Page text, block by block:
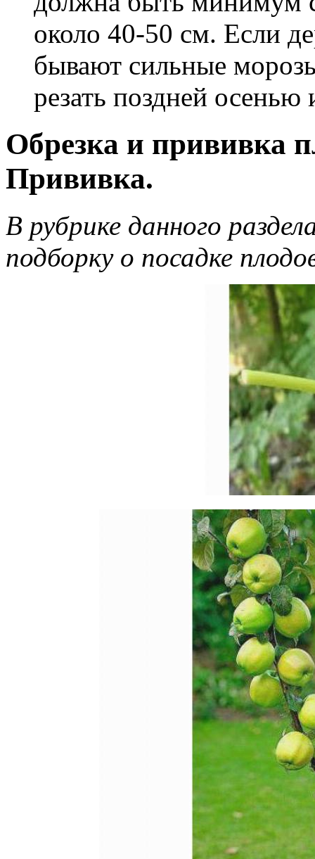
около 40-50 см. Если
бывают сильные
резать поздней
Обрезка и прививка
Прививка.
В рубрике данного
подборку о посадке